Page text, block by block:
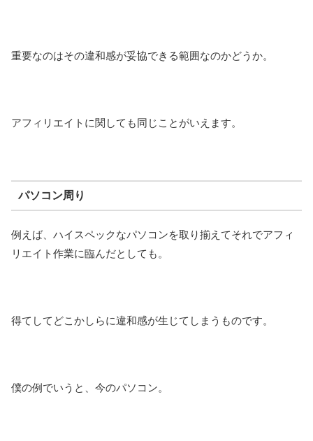
重要なのはその違和感が妥協できる範囲なのかどうか。
アフィリエイトに関しても同じことがいえます。
パソコン周り
例えば、ハイスペックなパソコンを取り揃えてそれでアフィ
リエイト作業に臨んだとしても。
得てしてどこかしらに違和感が生じてしまうものです。
僕の例でいうと、今のパソコン。